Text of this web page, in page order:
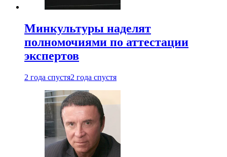
Минкультуры наделят
полномочиями по аттестации
экспертов
2 года спустя2 года спустя